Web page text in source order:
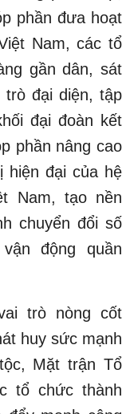
phần đưa hoạt
Nam, các tổ
gần dân, sát
đại diện, tập
đại đoàn kết
phần nâng cao
hiện đại của hệ
Nam, tạo nền
chuyển đổi số
động quần
trò nòng cốt
huy sức mạnh
Mặt trận Tổ
tổ chức thành